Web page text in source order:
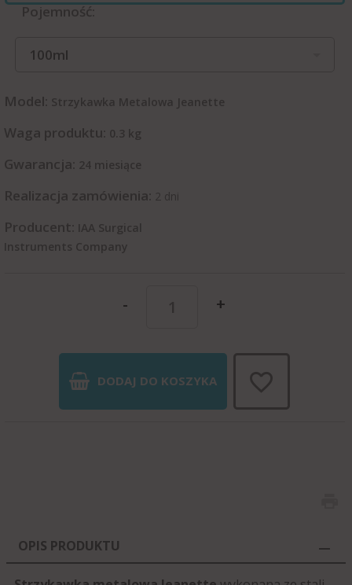
Pojemność:
100ml
Model: Strzykawka Metalowa Jeanette
Waga produktu: 0.3 kg
Gwarancja: 24 miesiące
Realizacja zamówienia: 2 dni
Producent: IAA Surgical
Instruments Company
- +
DODAJ DO KOSZYKA
OPIS PRODUKTU